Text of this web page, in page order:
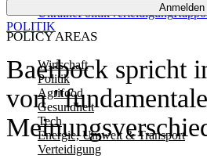
Anmelden
POLICY AREAS
Wirtschaft
Politik
Agrifood
Gesundheit
Tech
Energie, Umwelt & Transport
Verteidigung
UkrainePolitikVerteidigung
Baerbock spricht
von
POLITIK